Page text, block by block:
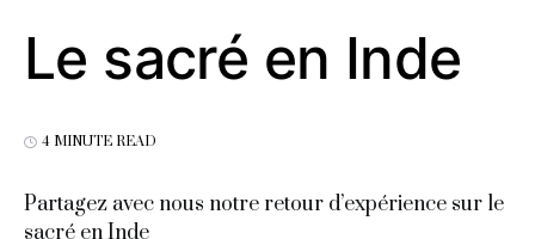
Le sacré en Inde
4 MINUTE READ
Partagez avec nous notre retour d’expérience sur le
sacré en Inde